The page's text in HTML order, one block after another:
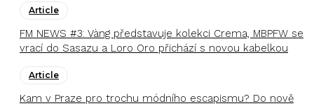
Article
FM NEWS #3: Vàng představuje kolekci Crema, MBPFW se
vrací do Sasazu a Loro Oro přichází s novou kabelkou
Article
Kam v Praze pro trochu módního escapismu? Do nově